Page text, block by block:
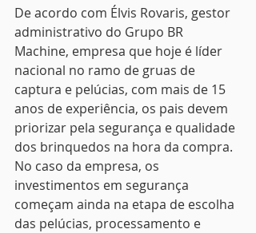
De acordo com Élvis Rovaris, gestor
administrativo do Grupo BR
Machine, empresa que hoje é líder
nacional no ramo de gruas de
captura e pelúcias, com mais de 15
anos de experiência, os pais devem
priorizar pela segurança e qualidade
dos brinquedos na hora da compra.
No caso da empresa, os
investimentos em segurança
começam ainda na etapa de escolha
das pelúcias, processamento e